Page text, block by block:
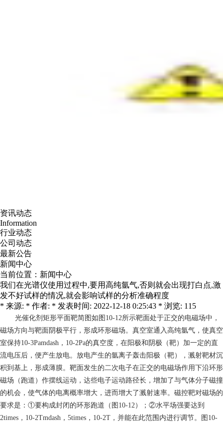
资讯动态
Information
行业动态
公司动态
最新公告
新闻中心
当前位置： 新闻中心
我们在光谱仪使用过程中,要用高纯氩气,否则就会出现打白点,激
发不好试样的情况,就会影响试样的分析准确程度
* 来源: * 作者: * 发表时间: 2022-12-18 0:25:43 * 浏览: 115
光催化剂 矩形平面靶简图如图10-12所示靶面处于正交的电磁场中，
磁场方向与靶面阴极平行，形成环形磁场。真空室通入高纯氩气，使真空
室保持10-3Pamdash，10-2Pa的真空度，在阳极和阴极（靶）加一定的直
流电压后，便产生放电。放电产生的氩离子轰击阳极（靶），溅射靶材沉
积到基上，形成薄膜。靶面发生的二次电子在正交的电磁场作用下沿环形
磁场（跑道）作摆线运动，达些电子运动路径长，增加了与气体分子磁撞
的机会，使气体的电离概率增大，进而增大了溅射速率。磁控靶对磁场的
要求是：①要构成封闭的环形跑道（图10-12）；②水平场强要达到
2times，10-2Tmdash，5times，10-2T，并能在此范围内进行调节。图10-